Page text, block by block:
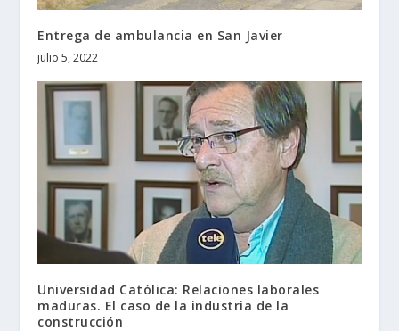
Entrega de ambulancia en San Javier
julio 5, 2022
Universidad Católica: Relaciones laborales
maduras. El caso de la industria de la
construcción